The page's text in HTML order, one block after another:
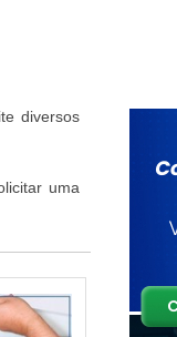
diversos
uma